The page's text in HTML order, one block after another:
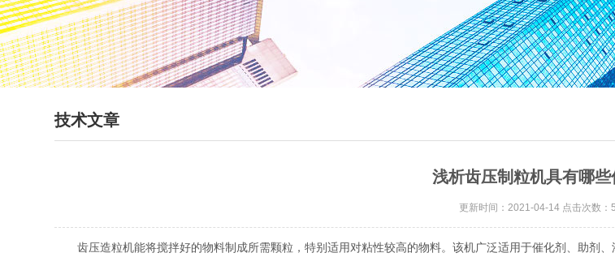
技术文章
浅析齿压制粒机具有哪些
更新时间：2021-04-14 点击次数：
齿压造粒机能将搅拌好的物料制成所需颗粒，特别适用对粘性较高的物料。该机广泛适用于催化剂、助剂、